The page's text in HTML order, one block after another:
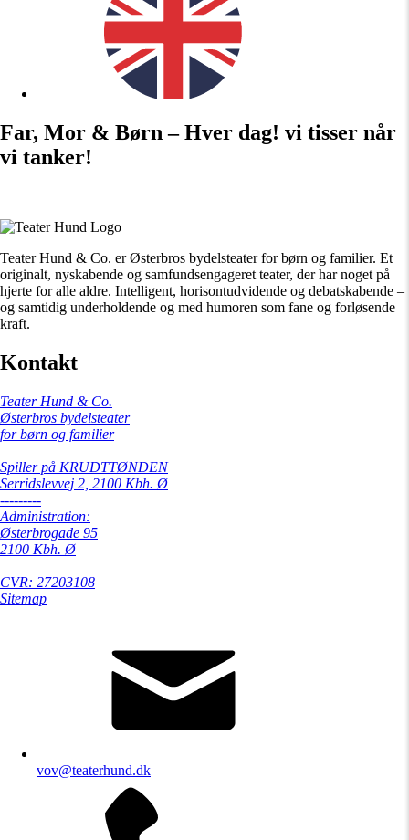
Far, Mor & Børn – Hver dag! vi tisser når
vi tanker!
Teater Hund & Co. er Østerbros bydelsteater for børn og familier. Et
originalt, nyskabende og samfundsengageret teater, der har noget på
hjerte for alle aldre. Intelligent, horisontudvidende og debatskabende –
og samtidig underholdende og med humoren som fane og forløsende
kraft.
Kontakt
Teater Hund & Co.
Østerbros bydelsteater
for børn og familier
Spiller på KRUDTTØNDEN
Serridslevvej 2, 2100 Kbh. Ø
---------
Administration:
Østerbrogade 95
2100 Kbh. Ø
CVR: 27203108
Sitemap
vov@teaterhund.dk